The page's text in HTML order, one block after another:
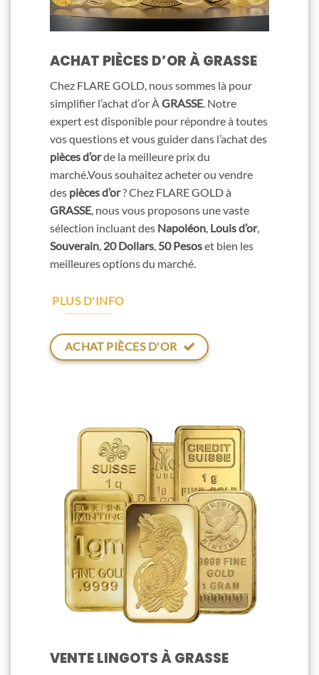
ACHAT PIÈCES D’OR À GRASSE
Chez FLARE GOLD, nous sommes là pour
simplifier l’achat d’or ÀGRASSE. Notre
expert est disponible pour répondre à toutes
vos questions et vous guider dans l’achat des
pièces d’orde la meilleure prix du
marché.Vous souhaitez acheter ou vendre
des pièces d’or? Chez FLARE GOLD à
GRASSE, nous vous proposons une vaste
sélection incluant des Napoléon, Louis d’or,
Souverain, 20 Dollars, 50 Pesoset bien les
meilleures options du marché.
PLUS D'INFO
ACHAT PIÈCES D'OR
VENTE LINGOTS À GRASSE